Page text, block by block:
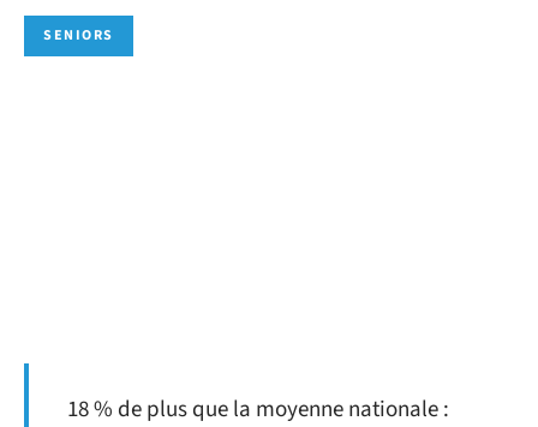
SENIORS
18 % de plus que la moyenne nationale :